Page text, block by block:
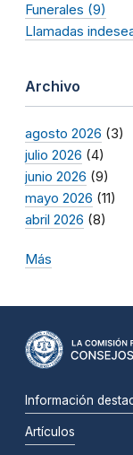
Funerales (9)
Llamadas
Archivo
agosto 2026 (3)
julio 2026 (4)
junio 2026 (9)
mayo 2026 (11)
abril 2026 (8)
Más
Información
Artículos